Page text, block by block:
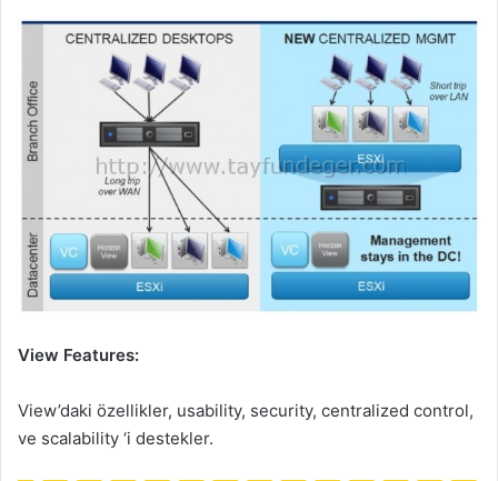
m
k
View Features:
View’daki özellikler, usability, security, centralized control,
ve scalability ‘i destekler.